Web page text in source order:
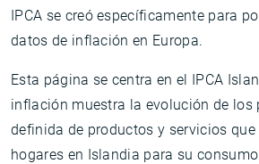
IPCA se creó específicamente para
datos de inflación en Europa.
Esta página se centra en el IPCA
inflación muestra la evolución de los
definida de productos y servicios
hogares en Islandia para su